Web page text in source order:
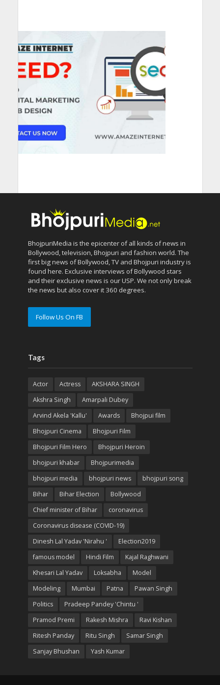
BhojpuriMedia is the epicenter of all kinds of news in
Bollywood, television, Bhojpuri and fashion world. The
first big news of Bollywood, TV and Bhojpuri industry is
found here. Exclusive interviews of Bollywood stars
and their exclusive news is our USP. We not only break
the news but also cover it 360 degrees.
Follow Us On FB
Tags
Actor Actress
AKSHARA SINGH
Akshra Singh
Amarpali Dubey
Arvind Akela 'Kallu'
Awards
Bhojpui film
Bhojpuri Cinema
Bhojpuri Film
Bhojpuri Film Hero
Bhojpuri Heroin
bhojpuri khabar
Bhojpurimedia
bhojpuri media
bhojpuri news
bhojpuri song
Bihar
Bihar Election
Bollywood
Chief minister of Bihar
coronavirus
Coronavirus disease (COVID-19)
Dinesh Lal Yadav 'Nirahu '
Election2019
famous model
Hindi Film
Kajal Raghwani
Khesari Lal Yadav
Loksabha
Model
Modeling
Mumbai Patna
Pawan Singh
Politics
Pradeep Pandey 'Chintu '
Pramod Premi
Rakesh Mishra
Ravi Kishan
Ritesh Panday
Ritu Singh
Samar Singh
Sanjay Bhushan
Yash Kumar